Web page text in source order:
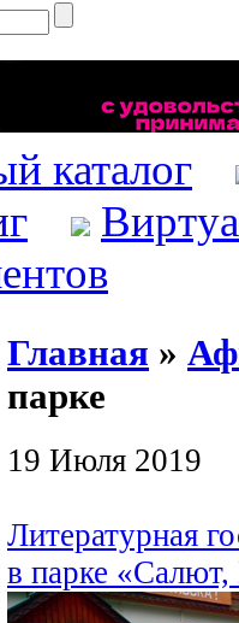
каталог
Главная »
парке
19 Июля 2019
Литературная
в парке